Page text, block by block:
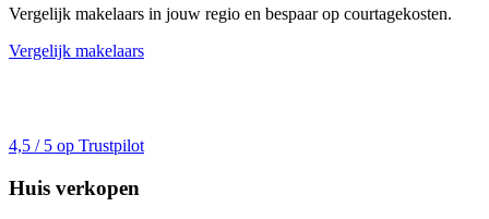
Vergelijk makelaars in jouw regio en bespaar op courtagekosten.
Vergelijk makelaars
4,5 / 5 op Trustpilot
Huis verkopen